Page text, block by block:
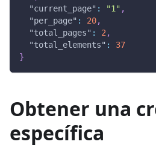
"current_page" : "1" ,
"per_page" : 20,
"total_pages" : 2,
"total_elements" :
37
}
Obtener una
específica